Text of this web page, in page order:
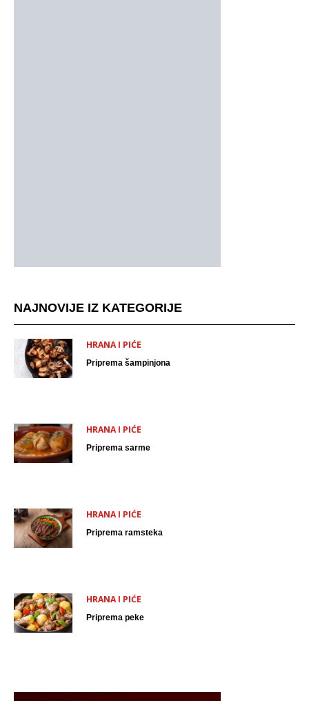
NAJNOVIJE IZ KATEGORIJE
HRANA I PIĆE
Priprema šampinjona
HRANA I PIĆE
Priprema sarme
HRANA I PIĆE
Priprema ramsteka
HRANA I PIĆE
Priprema peke